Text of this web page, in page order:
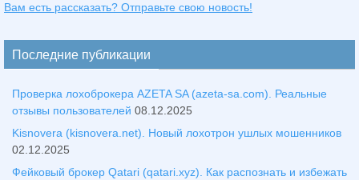
Вам есть рассказать? Отправьте свою новость!
Последние публикации
Проверка лохоброкера AZETA SA (azeta-sa.com). Реальные
отзывы пользователей 08.12.2025
Kisnovera (kisnovera.net). Новый лохотрон ушлых мошенников
02.12.2025
Фейковый брокер Qatari (qatari.xyz). Как распознать и избежать